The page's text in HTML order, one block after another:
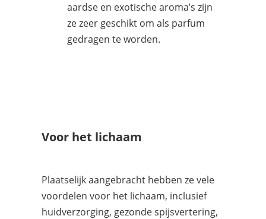
aardse en exotische aroma’s zijn
ze zeer geschikt om als parfum
gedragen te worden.
Voor het lichaam
Plaatselijk aangebracht hebben ze vele
voordelen voor het lichaam, inclusief
huidverzorging, gezonde spijsvertering,